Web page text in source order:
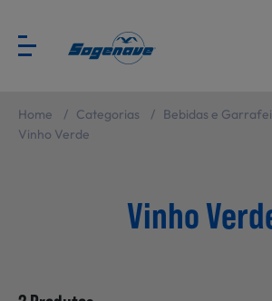
Voltar
Ver todas
Voltar
CATÁLOGO PARA EVENTOS
Home / Categorias / Bebidas e
Vinho Verde
Vinho